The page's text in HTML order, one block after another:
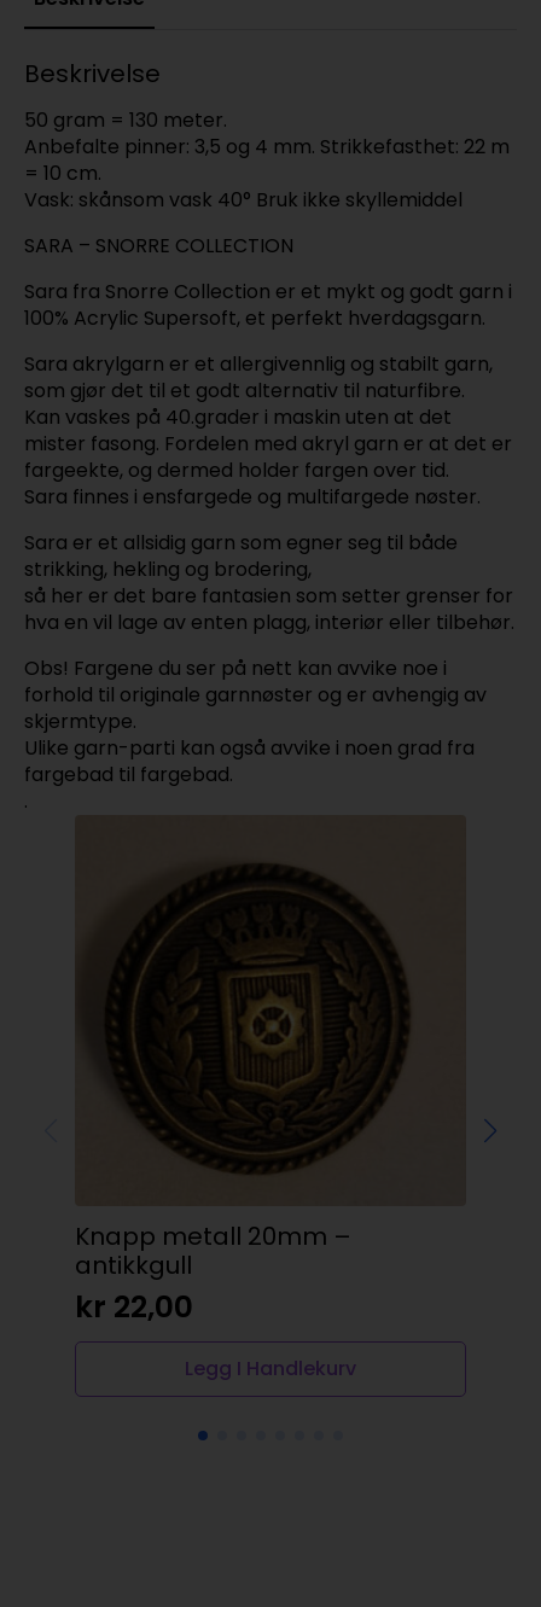
Beskrivelse
50 gram = 130 meter.
Anbefalte pinner: 3,5 og 4 mm. Strikkefasthet: 22 m
= 10 cm.
Vask: skånsom vask 40° Bruk ikke skyllemiddel
SARA – SNORRE COLLECTION
Sara fra Snorre Collection er et mykt og godt garn i
100% Acrylic Supersoft, et perfekt hverdagsgarn.
Sara akrylgarn er et allergivennlig og stabilt garn,
som gjør det til et godt alternativ til naturfibre.
Kan vaskes på 40.grader i maskin uten at det
mister fasong. Fordelen med akryl garn er at det er
fargeekte, og dermed holder fargen over tid.
Sara finnes i ensfargede og multifargede nøster.
Sara er et allsidig garn som egner seg til både
strikking, hekling og brodering,
så her er det bare fantasien som setter grenser for
hva en vil lage av enten plagg, interiør eller tilbehør.
Obs! Fargene du ser på nett kan avvike noe i
forhold til originale garnnøster og er avhengig av
skjermtype.
Ulike garn-parti kan også avvike i noen grad fra
fargebad til fargebad.
.
Knapp metall 20mm –
antikkgull
kr 22,00
Legg I Handlekurv